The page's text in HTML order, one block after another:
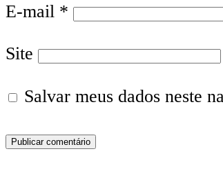
E-mail *
Site
Salvar meus dados neste